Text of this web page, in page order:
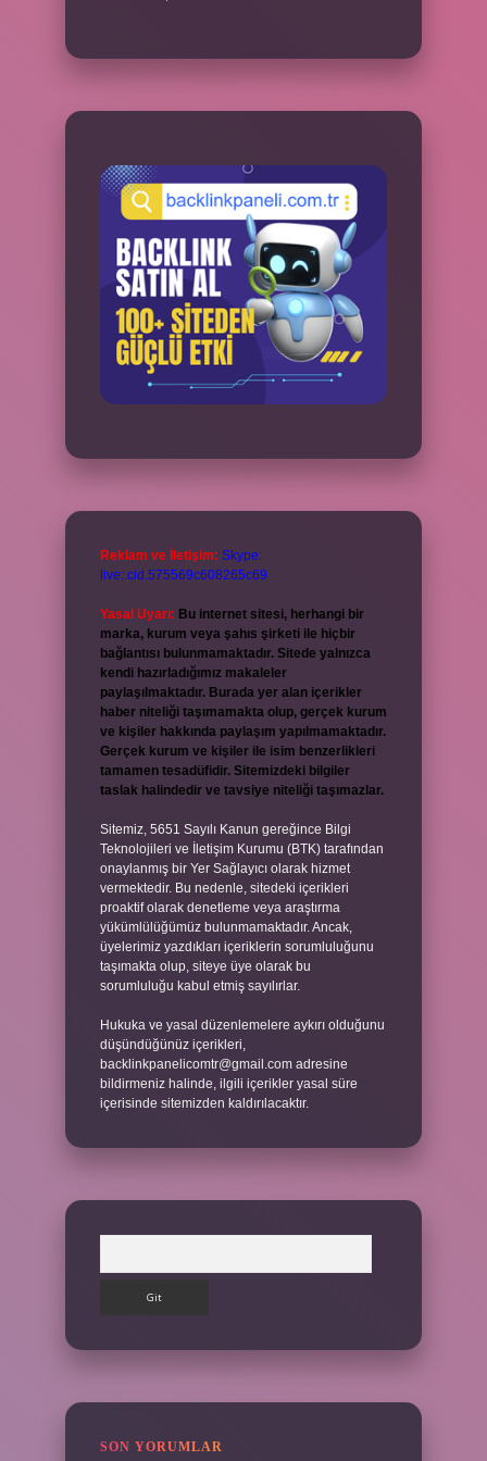
Reklam ve İletişim: Skype:
live:.cid.575569c608265c69
Yasal Uyarı: Bu internet sitesi, herhangi bir
marka, kurum veya şahıs şirketi ile hiçbir
bağlantısı bulunmamaktadır. Sitede yalnızca
kendi hazırladığımız makaleler
paylaşılmaktadır. Burada yer alan içerikler
haber niteliği taşımamakta olup, gerçek kurum
ve kişiler hakkında paylaşım yapılmamaktadır.
Gerçek kurum ve kişiler ile isim benzerlikleri
tamamen tesadüfidir. Sitemizdeki bilgiler
taslak halindedir ve tavsiye niteliği taşımazlar.
Sitemiz, 5651 Sayılı Kanun gereğince Bilgi
Teknolojileri ve İletişim Kurumu (BTK) tarafından
onaylanmış bir Yer Sağlayıcı olarak hizmet
vermektedir. Bu nedenle, sitedeki içerikleri
proaktif olarak denetleme veya araştırma
yükümlülüğümüz bulunmamaktadır. Ancak,
üyelerimiz yazdıkları içeriklerin sorumluluğunu
taşımakta olup, siteye üye olarak bu
sorumluluğu kabul etmiş sayılırlar.
Hukuka ve yasal düzenlemelere aykırı olduğunu
düşündüğünüz içerikleri,
backlinkpanelicomtr@gmail.com adresine
bildirmeniz halinde, ilgili içerikler yasal süre
içerisinde sitemizden kaldırılacaktır.
SON YORUMLAR